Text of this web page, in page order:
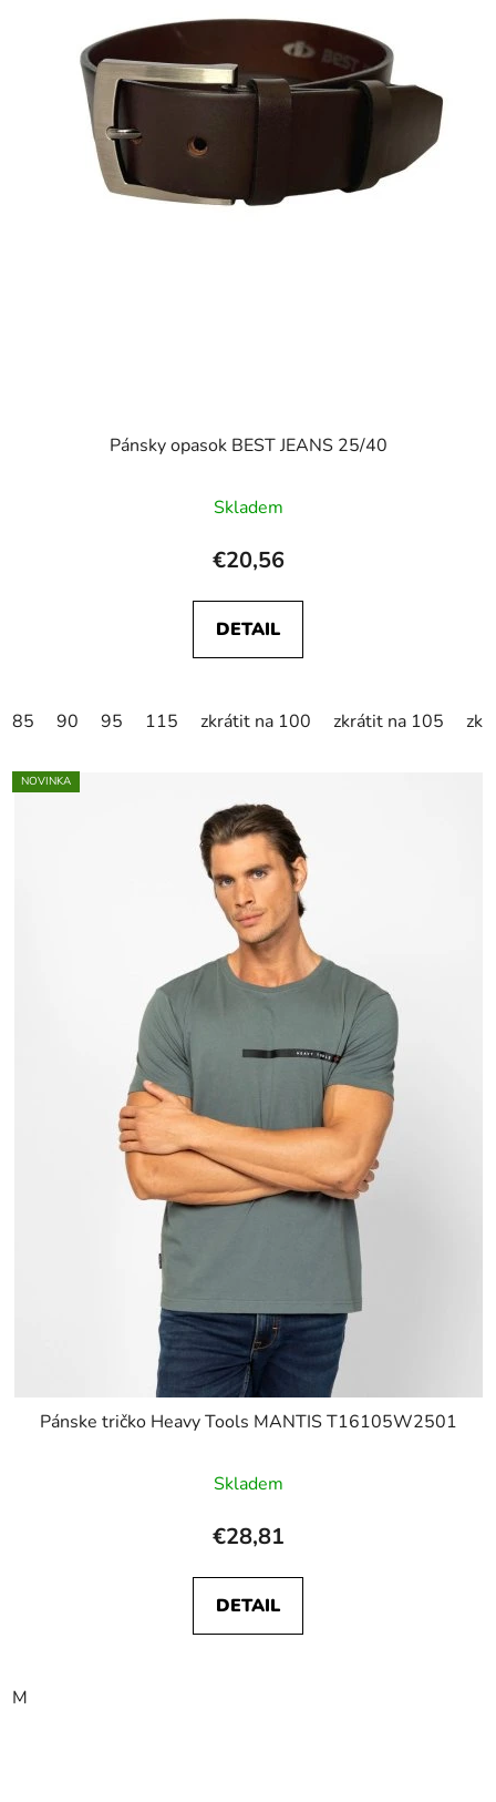
Pánsky opasok BEST JEANS 25/40
Skladem
€20,56
DETAIL
85 90 95 115 zkrátit na 100 zkrátit na 105
NOVINKA
Pánske tričko Heavy Tools MANTIS T16105W2501
Skladem
€28,81
DETAIL
M